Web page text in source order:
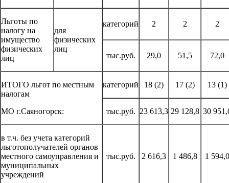
Льготы по
налогу на
имущество
физических
лиц
для
физических
лиц
категорий 2 2 2
тыс.руб. 29,0 51,5 72,0
ИТОГО льгот по местным
налогам
МО г.Саяногорск:
категорий 18 (2) 17 (2) 13 (1)
тыс.руб. 23 613,3 29 128,8 30
в т.ч. без учета категорий
льготополучателей органов
местного самоуправления и
муниципальных
учреждений
тыс.руб. 2 616,3 1 486,8 1 594,0